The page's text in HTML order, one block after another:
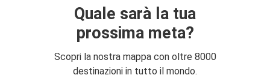
Quale sarà la tua
prossima meta?
Scopri la nostra mappa con oltre 8000
destinazioni in tutto il mondo.